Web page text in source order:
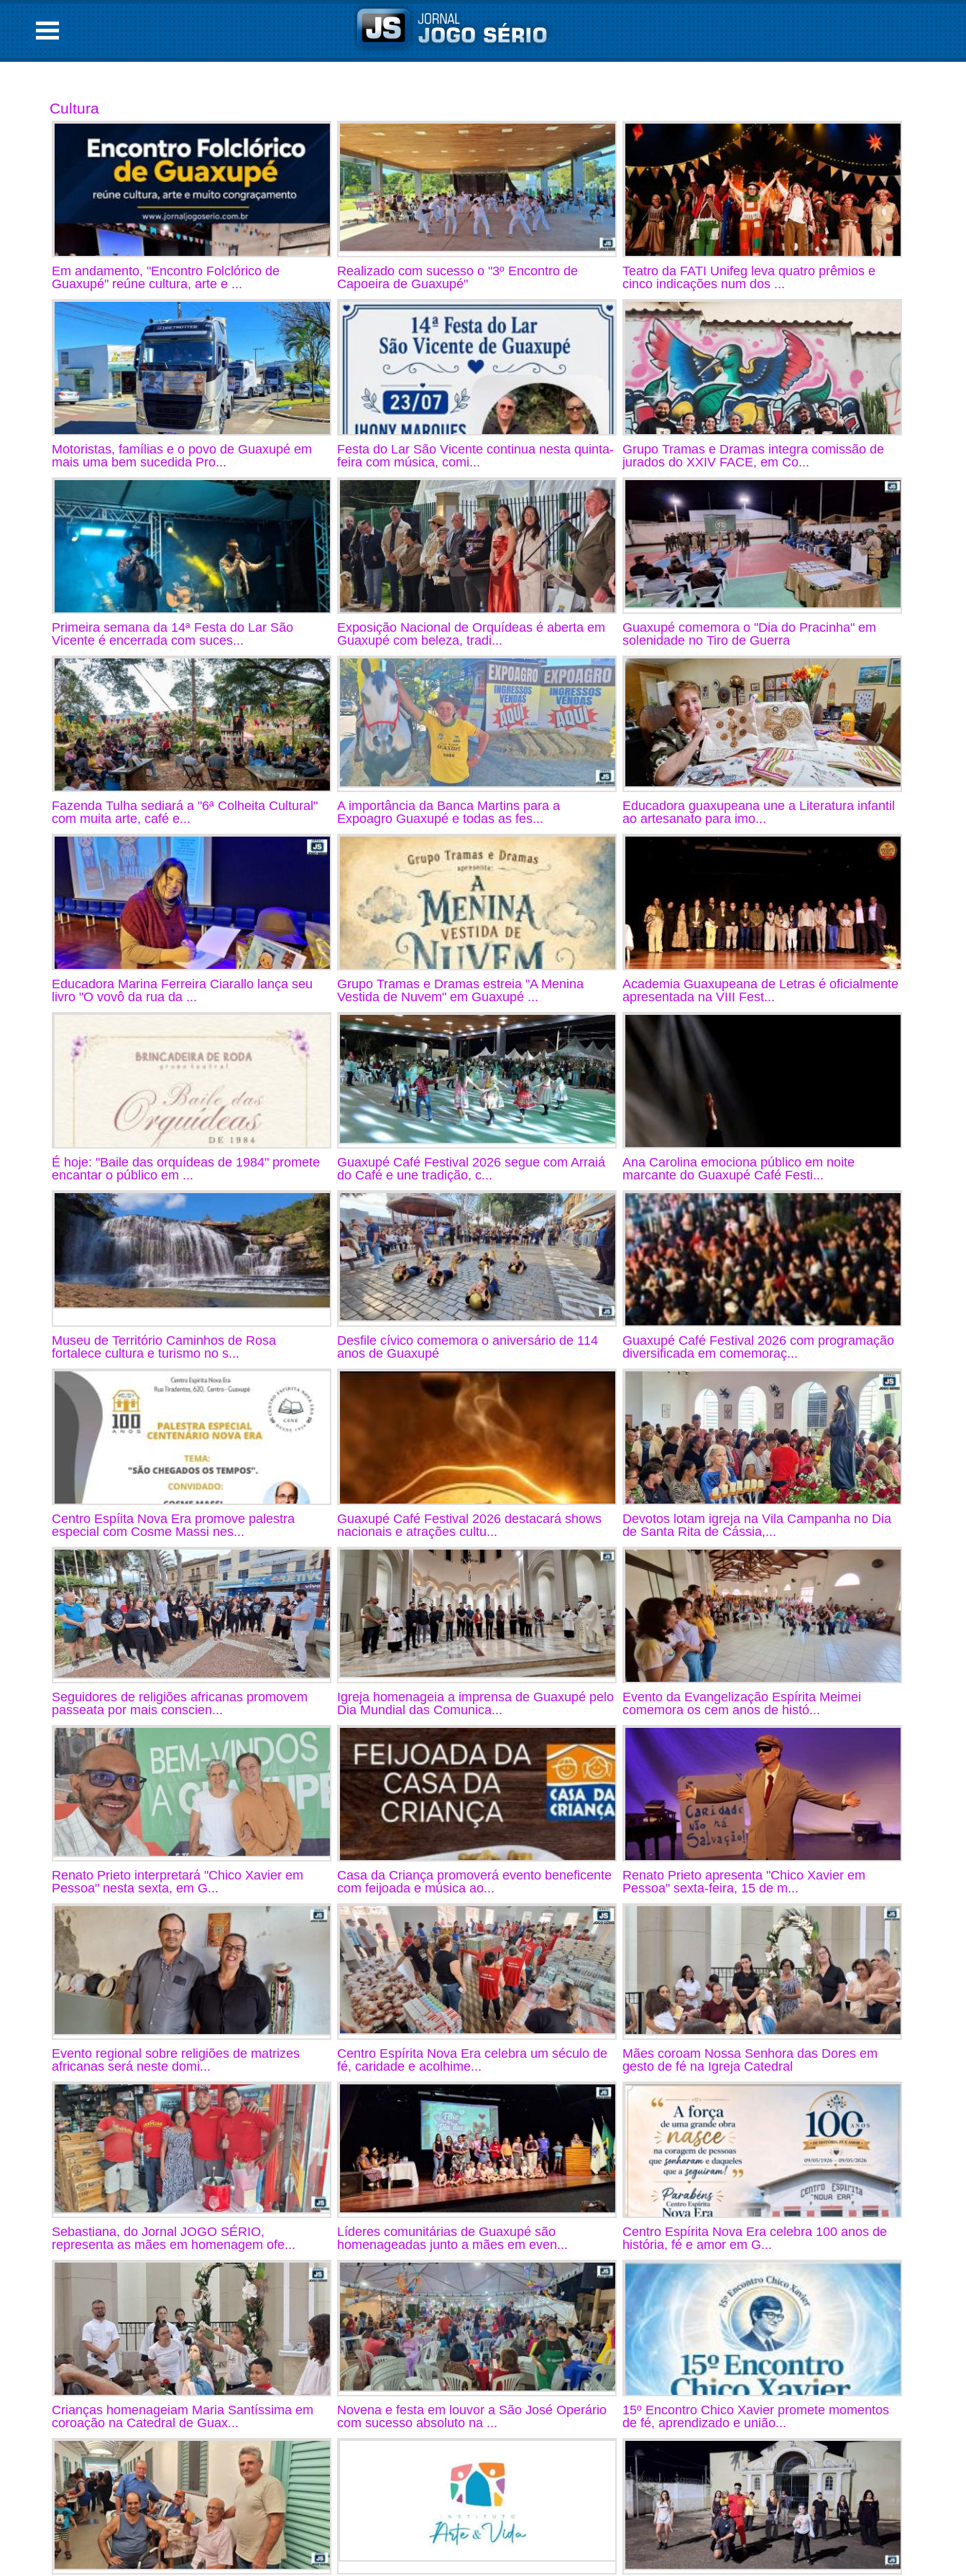
Cultura
Em andamento, "Encontro Folclórico de
Guaxupé" reúne cultura, arte e ...
Realizado com sucesso o "3º Encontro de
Capoeira de Guaxupé"
Teatro da FATI Unifeg leva quatro prêmios e
cinco indicações num dos ...
Motoristas, famílias e o povo de Guaxupé em
mais uma bem sucedida Pro...
Festa do Lar São Vicente continua nesta quinta-
feira com música, comi...
Grupo Tramas e Dramas integra comissão de
jurados do XXIV FACE, em Co...
Primeira semana da 14ª Festa do Lar São
Vicente é encerrada com suces...
Exposição Nacional de Orquídeas é aberta em
Guaxupé com beleza, tradi...
Guaxupé comemora o "Dia do Pracinha" em
solenidade no Tiro de Guerra
Fazenda Tulha sediará a "6ª Colheita Cultural"
com muita arte, café e...
A importância da Banca Martins para a
Expoagro Guaxupé e todas as fes...
Educadora guaxupeana une a Literatura infantil
ao artesanato para imo...
Educadora Marina Ferreira Ciarallo lança seu
livro "O vovô da rua da ...
Grupo Tramas e Dramas estreia "A Menina
Vestida de Nuvem" em Guaxupé ...
Academia Guaxupeana de Letras é oficialmente
apresentada na VIII Fest...
É hoje: "Baile das orquídeas de 1984" promete
encantar o público em ...
Guaxupé Café Festival 2026 segue com Arraiá
do Café e une tradição, c...
Ana Carolina emociona público em noite
marcante do Guaxupé Café Festi...
Museu de Território Caminhos de Rosa
fortalece cultura e turismo no s...
Desfile cívico comemora o aniversário de 114
anos de Guaxupé
Guaxupé Café Festival 2026 com programação
diversificada em comemoraç...
Centro Espíita Nova Era promove palestra
especial com Cosme Massi nes...
Guaxupé Café Festival 2026 destacará shows
nacionais e atrações cultu...
Devotos lotam igreja na Vila Campanha no Dia
de Santa Rita de Cássia,...
Seguidores de religiões africanas promovem
passeata por mais conscien...
Igreja homenageia a imprensa de Guaxupé pelo
Dia Mundial das Comunica...
Evento da Evangelização Espírita Meimei
comemora os cem anos de histó...
Renato Prieto interpretará "Chico Xavier em
Pessoa" nesta sexta, em G...
Casa da Criança promoverá evento beneficente
com feijoada e música ao...
Renato Prieto apresenta "Chico Xavier em
Pessoa" sexta-feira, 15 de m...
Evento regional sobre religiões de matrizes
africanas será neste domi...
Centro Espírita Nova Era celebra um século de
fé, caridade e acolhime...
Mães coroam Nossa Senhora das Dores em
gesto de fé na Igreja Catedral
Sebastiana, do Jornal JOGO SÉRIO,
representa as mães em homenagem ofe...
Líderes comunitárias de Guaxupé são
homenageadas junto a mães em even...
Centro Espírita Nova Era celebra 100 anos de
história, fé e amor em G...
Crianças homenageiam Maria Santíssima em
coroação na Catedral de Guax...
Novena e festa em louvor a São José Operário
com sucesso absoluto na ...
15º Encontro Chico Xavier promete momentos
de fé, aprendizado e união...